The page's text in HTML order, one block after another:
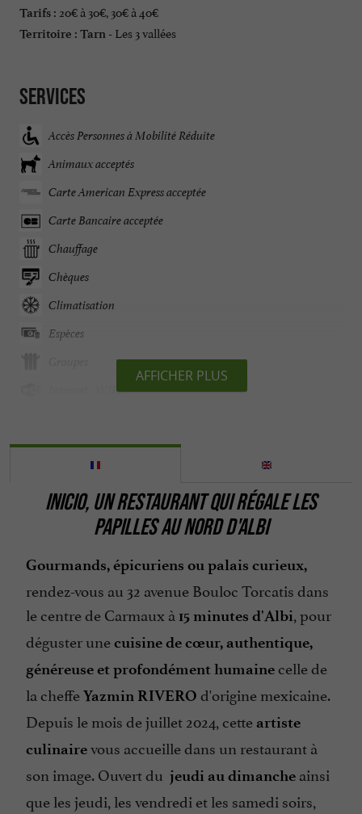
Tarifs : 20€ à 30€, 30€ à 40€
Territoire : Tarn - Les 3 vallées
Services
Accès Personnes à Mobilité Réduite
Animaux acceptés
Carte American Express acceptée
Carte Bancaire acceptée
Chauffage
Chèques
Climatisation
Espèces
Internet : WIFI
Ouvert toute l'année
Parle anglais
Parle espagnol
Salle de Séminaire
Salon de Jardin
Spécialites
Terrasse
AFFICHER PLUS
INICIO, UN RESTAURANT QUI RÉGALE LES
PAPILLES AU NORD D'ALBI
Gourmands, épicuriens ou palais curieux,
rendez-vous au 32 avenue Bouloc Torcatis dans
le centre de Carmaux à 15 minutes d'Albi, pour
déguster unecuisine de cœur, authentique,
généreuse et profondément humaine celle de
la cheffeYazmin RIVERO d'origine mexicaine.
Depuis le mois de juillet 2024, cette artiste
culinairevous accueille dans un restaurant à
son image. Ouvert du jeudi au dimanche ainsi
que les jeudi, les vendredi et les samedi soirs,